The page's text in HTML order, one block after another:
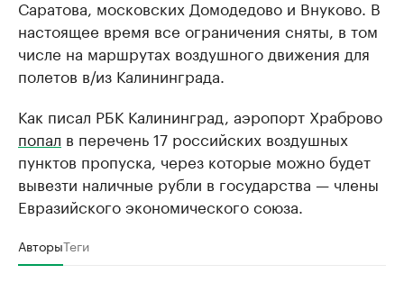
Саратова, московских Домодедово и Внуково. В
настоящее время все ограничения сняты, в том
числе на маршрутах воздушного движения для
полетов в/из Калининграда.
Как писал РБК Калининград, аэропорт Храброво
попал в перечень 17 российских воздушных
пунктов пропуска, через которые можно будет
вывезти наличные рубли в государства — члены
Евразийского экономического союза.
АвторыТеги